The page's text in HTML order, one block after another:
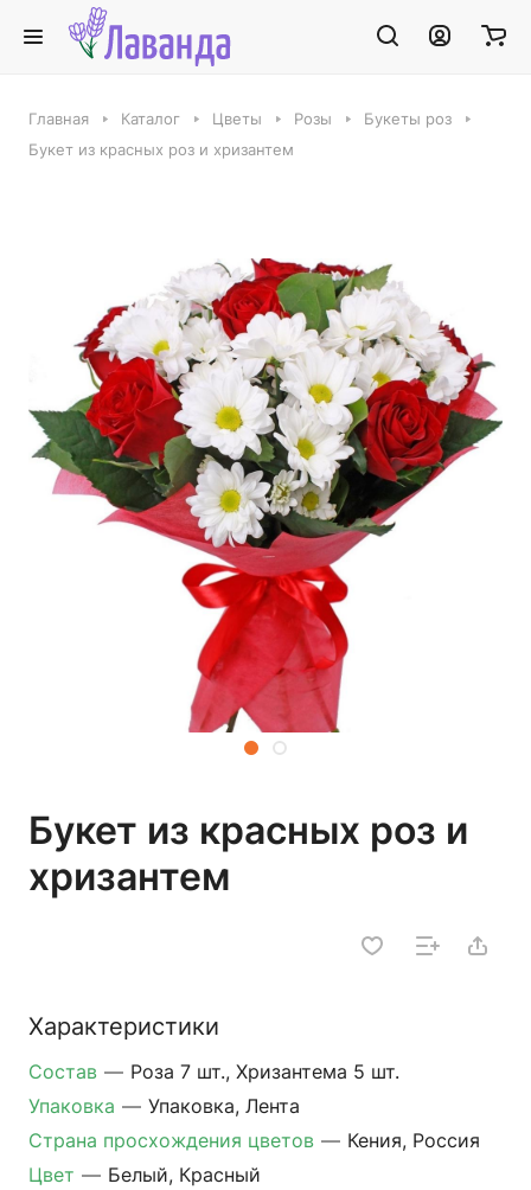
Главная Каталог Цветы Розы
Букеты роз
Букет из красных роз и хризантем
Букет из красных роз и
хризантем
Характеристики
Состав — Роза 7 шт., Хризантема 5 шт.
Упаковка — Упаковка, Лента
Страна просхождения цветов — Кения, Россия
Цвет — Белый, Красный